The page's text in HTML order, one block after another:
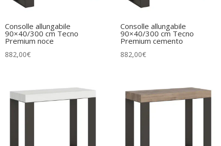
Consolle allungabile
90×40/300 cm Tecno
Premium noce
882,00€
Consolle allungabile
90×40/300 cm Tecno
Premium cemento
882,00€